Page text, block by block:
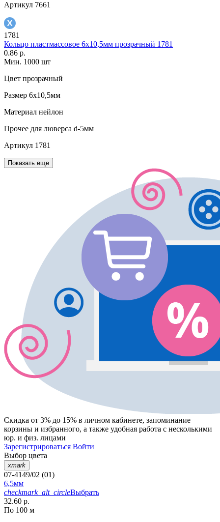
Артикул 7661
1781
Кольцо пластмассовое 6х10,5мм прозрачный 1781
0.86 р.
Мин. 1000 шт
Цвет прозрачный
Размер 6х10,5мм
Материал нейлон
Прочее для люверса d-5мм
Артикул 1781
Показать еще
Скидка от 3% до 15% в личном кабинете, запоминание
корзины и избранного, а также удобная работа с несколькими
юр. и физ. лицами
Зарегистрироваться Войти
Выбор цвета
xmark
07-4149/02 (01)
6,5мм
checkmark_alt_circleВыбрать
32.60 р.
По 100 м